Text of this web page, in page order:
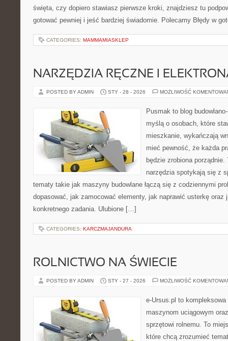
święta, czy dopiero stawiasz pierwsze kroki, znajdziesz tu
gotować pewniej i jeść bardziej świadomie. Polecamy Błędy w
CATEGORIES: MAMMAMIASKLEP
NARZĘDZIA RĘCZNE I
POSTED BY ADMIN STY - 28 - 2026 MOŻLIWOŚĆ
Pusmak to blog
myślą o osobach, które
mieszkanie, wykańczają
mieć pewność, że każda
będzie zrobiona
narzędzia spotykają się z
tematy takie jak maszyny budowlane łączą się z codziennymi
dopasować, jak zamocować elementy, jak naprawić usterkę oraz
konkretnego zadania. Ulubione […]
CATEGORIES: KARCZMAJANDURA
ROLNICTWO NA ŚWIECIE
POSTED BY ADMIN STY - 27 - 2026 MOŻLIWOŚĆ
e-Ursus.pl to
maszynom uciągowym
sprzętowi rolnemu. To
które chcą zrozumieć